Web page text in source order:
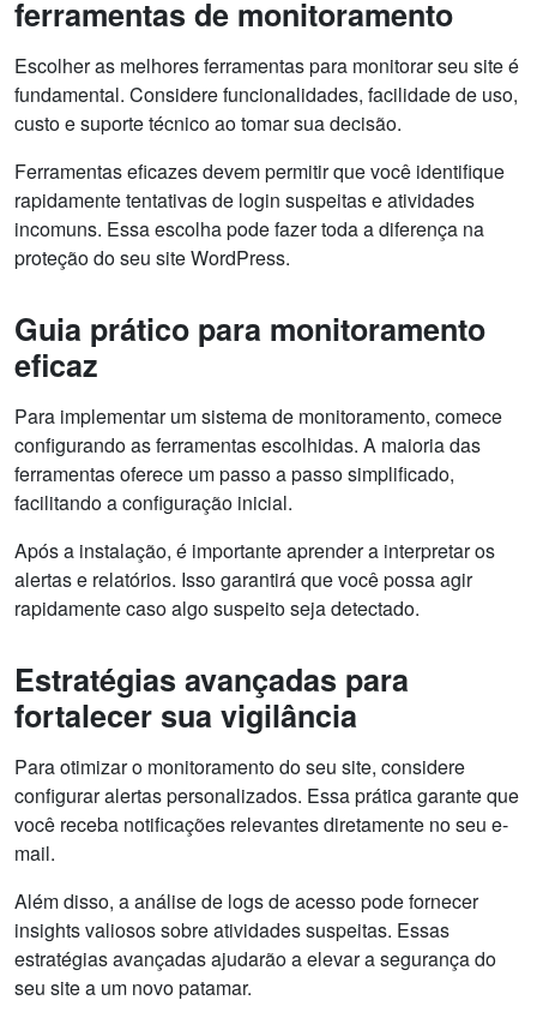
ferramentas de monitoramento
Escolher as melhores ferramentas para monitorar seu site é
fundamental. Considere funcionalidades, facilidade de uso,
custo e suporte técnico ao tomar sua decisão.
Ferramentas eficazes devem permitir que você identifique
rapidamente tentativas de login suspeitas e atividades
incomuns. Essa escolha pode fazer toda a diferença na
proteção do seu site WordPress.
Guia prático para monitoramento
eficaz
Para implementar um sistema de monitoramento, comece
configurando as ferramentas escolhidas. A maioria das
ferramentas oferece um passo a passo simplificado,
facilitando a configuração inicial.
Após a instalação, é importante aprender a interpretar os
alertas e relatórios. Isso garantirá que você possa agir
rapidamente caso algo suspeito seja detectado.
Estratégias avançadas para
fortalecer sua vigilância
Para otimizar o monitoramento do seu site, considere
configurar alertas personalizados. Essa prática garante que
você receba notificações relevantes diretamente no seu e-
mail.
Além disso, a análise de logs de acesso pode fornecer
insights valiosos sobre atividades suspeitas. Essas
estratégias avançadas ajudarão a elevar a segurança do
seu site a um novo patamar.